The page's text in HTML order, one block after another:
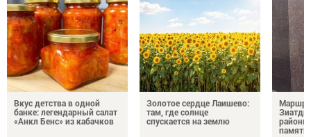
Вкус детства в одной
банке: легендарный салат
«Анкл Бенс» из кабачков
Золотое сердце Лаишево:
там, где солнце
спускается на землю
районы
память